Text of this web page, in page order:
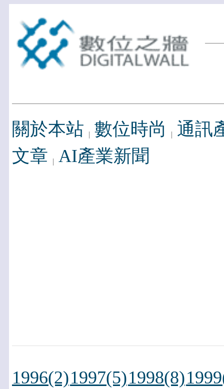
關於本站 數位時尚
通訊
文章 AI產業新聞
1996(2)1997(5)1998(8)